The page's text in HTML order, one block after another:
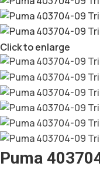
Click to enlarge
Puma